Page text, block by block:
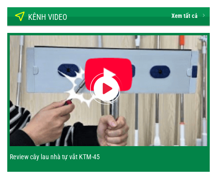
3.400.000 ₫.
KÊNH VIDEO Xem tất cả
Review cây lau nhà tự vắt KTM-45